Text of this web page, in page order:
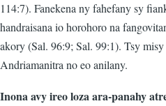
114:7). Fanekena ny fahefany sy
handraisana io horohoro na
akory (Sal. 96:9; Sal. 99:1). Tsy
Andriamanitra no eo anilany.
Inona avy ireo loza ara-panahy